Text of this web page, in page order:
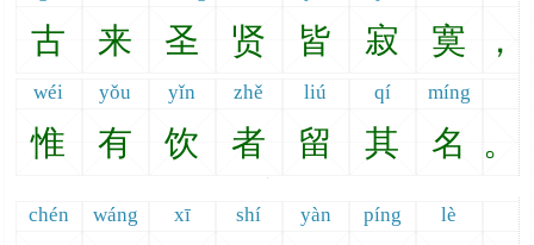
古 来 圣 贤 皆 寂 寞 ，
wéi yǒu yǐn zhě liú qí míng
惟 有 饮 者 留 其 名 。
chén wáng xī shí yàn píng lè